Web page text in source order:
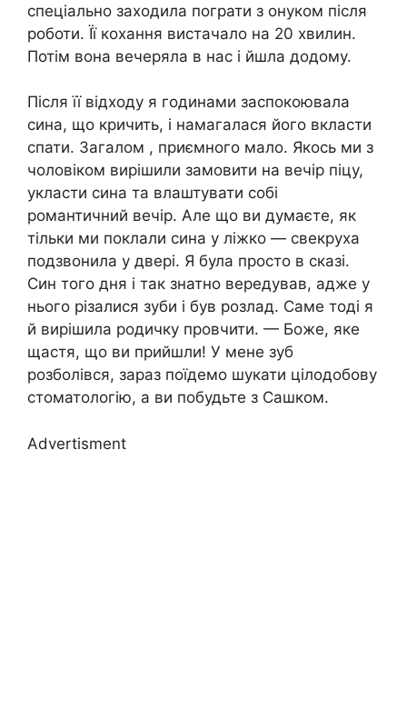
спеціально заходила пограти з онуком після
роботи. Її кохання вистачало на 20 хвилин.
Потім вона вечеряла в нас і йшла додому.
Після її відходу я годинами заспокоювала
сина, що кричить, і намагалася його вкласти
спати. Загалом , приємного мало. Якось ми з
чоловіком вирішили замовити на вечір піцу,
укласти сина та влаштувати собі
романтичний вечір. Але що ви думаєте, як
тільки ми поклали сина у ліжко — свекруха
подзвонила у двері. Я була просто в сказі.
Син того дня і так знатно вередував, адже у
нього різалися зуби і був розлад. Саме тоді я
й вирішила родичку провчити. — Боже, яке
щастя, що ви прийшли! У мене зуб
розболівся, зараз поїдемо шукати цілодобову
стоматологію, а ви побудьте з Сашком.
Advertisment